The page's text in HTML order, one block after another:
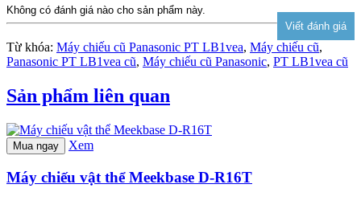
Không có đánh giá nào cho sản phẩm này.
Từ khóa: Máy chiếu cũ Panasonic PT LB1vea, Máy chiếu cũ,
Panasonic PT LB1vea cũ, Máy chiếu cũ Panasonic, PT LB1vea cũ
Sản phẩm liên quan
Mua ngay Xem
Máy chiếu vật thể Meekbase D-R16T